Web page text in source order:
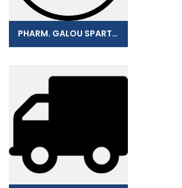
PHARM. GALOU SPARTIEN